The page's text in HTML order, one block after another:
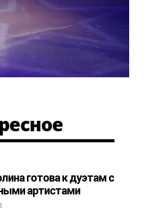
готова к дуэтам с
артистами